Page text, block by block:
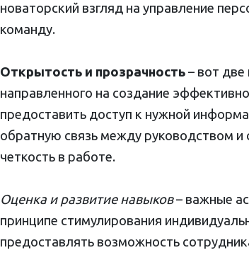
новаторский взгляд на управление
команду.
Открытость и прозрачность– вот две
направленного на создание
предоставить доступ к нужной
обратную связь между руководством
четкость в работе.
Оценка и развитие навыков– важные
принципе стимулирования
предоставлять возможность